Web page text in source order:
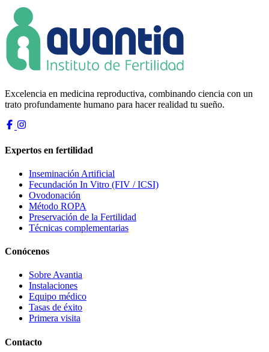
Excelencia en medicina reproductiva, combinando ciencia con un
trato profundamente humano para hacer realidad tu sueño.
Expertos en fertilidad
Inseminación Artificial
Fecundación In Vitro (FIV / ICSI)
Ovodonación
Método ROPA
Preservación de la Fertilidad
Técnicas complementarias
Conócenos
Sobre Avantia
Instalaciones
Equipo médico
Tasas de éxito
Primera visita
Contacto